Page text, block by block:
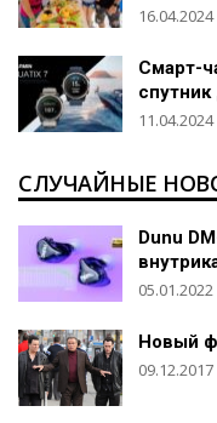
16.04.2024
Смарт-
11.04.2024
СЛУЧАЙНЫЕ
Dunu
05.01.2022
Новый
09.12.2017